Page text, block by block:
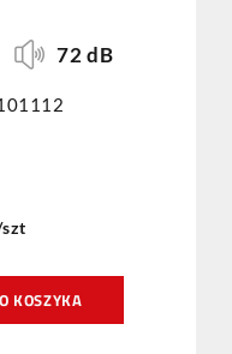
72 dB
szt
KOSZYKA